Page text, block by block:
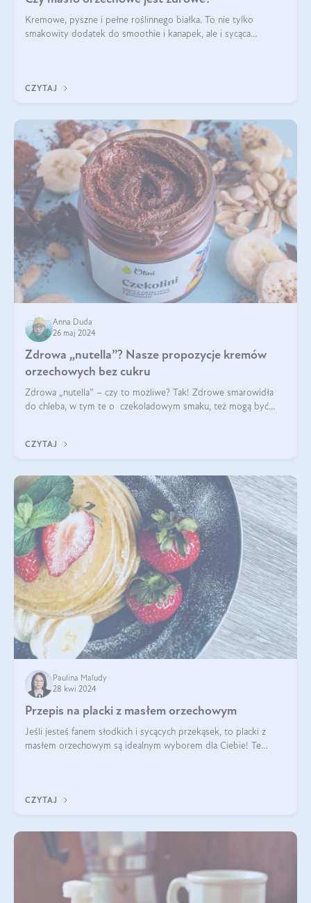
Kremowe, pyszne i pełne roślinnego białka. To nie tylko
smakowity dodatek do smoothie i kanapek, ale i sycąca
CZYTAJ
Anna Duda
26 maj 2024
Zdrowa „nutella”? Nasze propozycje kremów
orzechowych bez cukru
Zdrowa „nutella” – czy to możliwe? Tak! Zdrowe smarowidła
do chleba, w tym te o czekoladowym smaku, też mogą być
CZYTAJ
Paulina Maludy
28 kwi 2024
Przepis na placki z masłem orzechowym
Jeśli jesteś fanem słodkich i sycących przekąsek, to placki z
masłem orzechowym są idealnym wyborem dla Ciebie! Te
CZYTAJ